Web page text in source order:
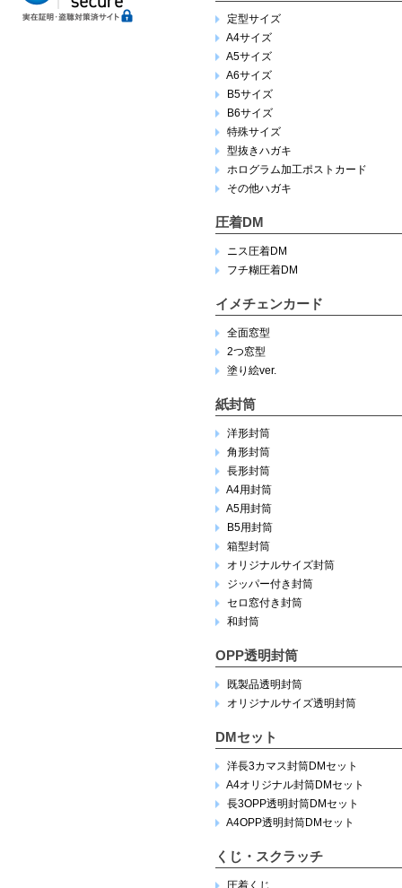
定型サイズ
A4サイズ
A5サイズ
A6サイズ
B5サイズ
B6サイズ
特殊サイズ
型抜きハガキ
ホログラム加工ポストカード
その他ハガキ
圧着DM
ニス圧着DM
フチ糊圧着DM
イメチェンカード
全面窓型
2つ窓型
塗り絵ver.
紙封筒
洋形封筒
角形封筒
長形封筒
A4用封筒
A5用封筒
B5用封筒
箱型封筒
オリジナルサイズ封筒
ジッパー付き封筒
セロ窓付き封筒
和封筒
OPP透明封筒
既製品透明封筒
オリジナルサイズ透明封筒
DMセット
洋長3カマス封筒DMセット
A4オリジナル封筒DMセット
長3OPP透明封筒DMセット
A4OPP透明封筒DMセット
くじ・スクラッチ